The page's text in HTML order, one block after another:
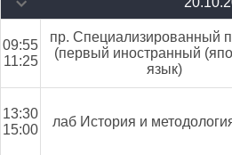
09:55
11:25
пр. Специализированный
(первый иностранный
язык)
13:30
15:00
лаб История и